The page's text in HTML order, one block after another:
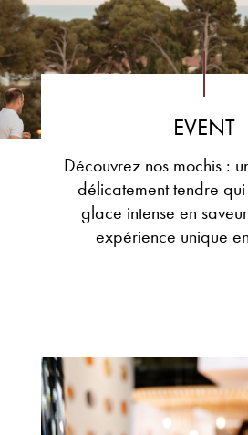
EVENT
Découvrez nos mochis :
délicatement tendre
glace intense en
expérience unique